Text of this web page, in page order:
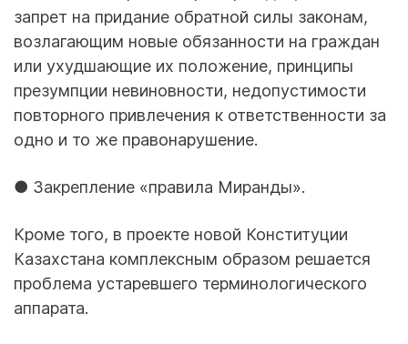
запрет на придание обратной силы законам,
возлагающим новые обязанности на граждан
или ухудшающие их положение, принципы
презумпции невиновности, недопустимости
повторного привлечения к ответственности за
одно и то же правонарушение.
● Закрепление «правила Миранды».
Кроме того, в проекте новой Конституции
Казахстана комплексным образом решается
проблема устаревшего терминологического
аппарата.